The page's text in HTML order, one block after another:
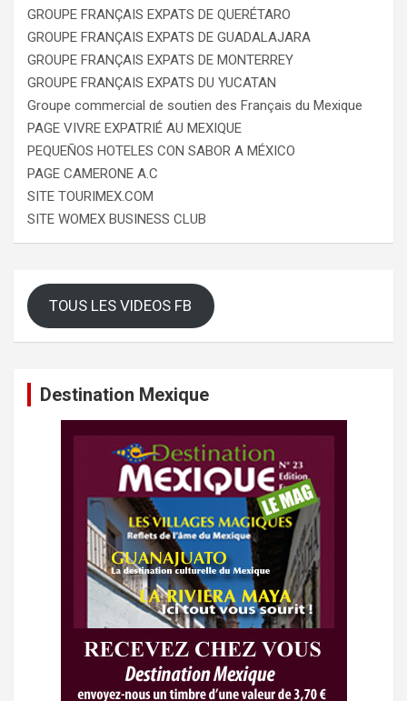
GROUPE FRANÇAIS EXPATS DE QUERÉTARO
GROUPE FRANÇAIS EXPATS DE GUADALAJARA
GROUPE FRANÇAIS EXPATS DE MONTERREY
GROUPE FRANÇAIS EXPATS DU YUCATAN
Groupe commercial de soutien des Français du Mexique
PAGE VIVRE EXPATRIÉ AU MEXIQUE
PEQUEÑOS HOTELES CON SABOR A MÉXICO
PAGE CAMERONE A.C
SITE TOURIMEX.COM
SITE WOMEX BUSINESS CLUB
TOUS LES VIDEOS FB
Destination Mexique